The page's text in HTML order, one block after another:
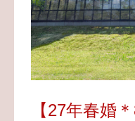
【27年春婚